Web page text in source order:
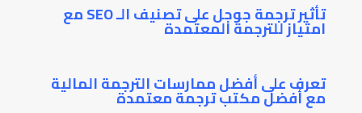
تأثير ترجمة جوجل على تصنيف الـ SEO مع
امتياز للترجمة المعتمدة
تعرف على أفضل ممارسات الترجمة المالية
مع أفضل مكتب ترجمة معتمدة